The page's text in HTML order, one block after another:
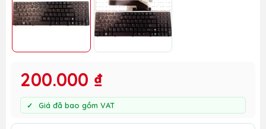
200.000 ₫
Giá đã bao gồm VAT